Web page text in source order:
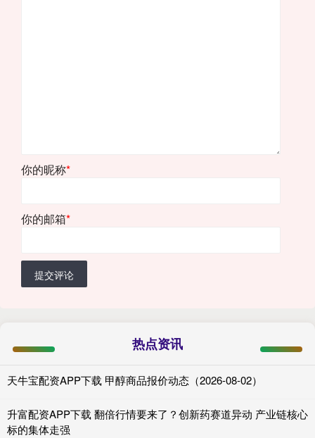
你的昵称*
你的邮箱*
提交评论
热点资讯
天牛宝配资APP下载 甲醇商品报价动态（2026-08-02）
升富配资APP下载 翻倍行情要来了？创新药赛道异动 产业链核心
标的集体走强